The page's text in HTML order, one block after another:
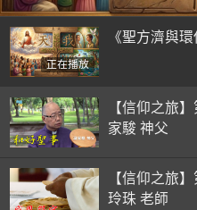
正在播放
《聖方濟與
【信仰之旅
家駿 神父
【信仰之旅
玲珠 老師